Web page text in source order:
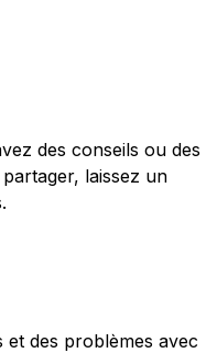
des conseils ou des
laissez un
et des problèmes avec